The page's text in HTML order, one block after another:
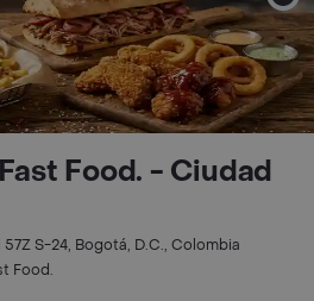
Food. - Ciudad
S-24, Bogotá, D.C., Colombia
Food.